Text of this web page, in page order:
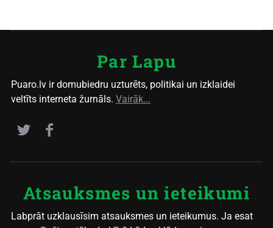
Par Lapu
Puaro.lv ir domubiedru uzturēts, politikai un izklaidei
veltīts interneta žurnāls. Vairāk...
Atsauksmes un ieteikumi
Labprāt uzklausīsim atsauksmes un ieteikumus. Ja esat